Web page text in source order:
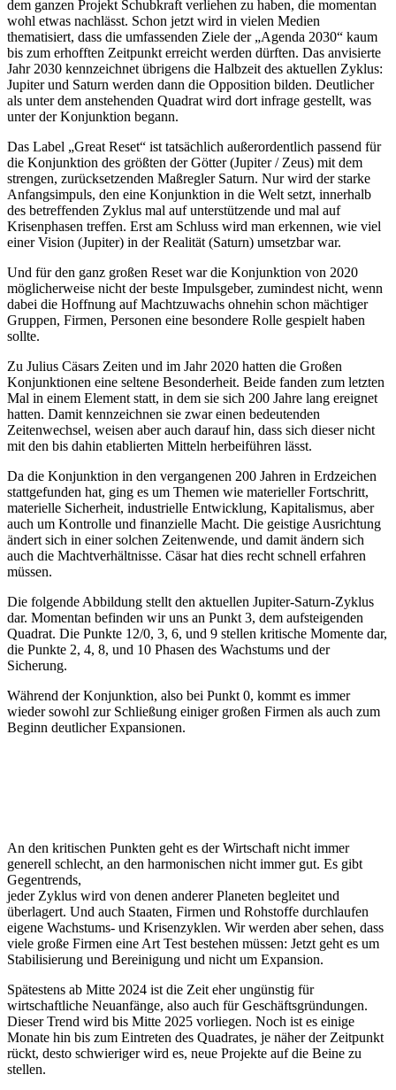
dem ganzen Projekt Schubkraft verliehen zu haben, die momentan
wohl etwas nachlässt. Schon jetzt wird in vielen Medien
thematisiert, dass die umfassenden Ziele der „Agenda 2030“ kaum
bis zum erhofften Zeitpunkt erreicht werden dürften. Das anvisierte
Jahr 2030 kennzeichnet übrigens die Halbzeit des aktuellen Zyklus:
Jupiter und Saturn werden dann die Opposition bilden. Deutlicher
als unter dem anstehenden Quadrat wird dort infrage gestellt, was
unter der Konjunktion begann.
Das Label „Great Reset“ ist tatsächlich außerordentlich passend für
die Konjunktion des größten der Götter (Jupiter / Zeus) mit dem
strengen, zurücksetzenden Maßregler Saturn. Nur wird der starke
Anfangsimpuls, den eine Konjunktion in die Welt setzt, innerhalb
des betreffenden Zyklus mal auf unterstützende und mal auf
Krisenphasen treffen. Erst am Schluss wird man erkennen, wie viel
einer Vision (Jupiter) in der Realität (Saturn) umsetzbar war.
Und für den ganz großen Reset war die Konjunktion von 2020
möglicherweise nicht der beste Impulsgeber, zumindest nicht, wenn
dabei die Hoffnung auf Machtzuwachs ohnehin schon mächtiger
Gruppen, Firmen, Personen eine besondere Rolle gespielt haben
sollte.
Zu Julius Cäsars Zeiten und im Jahr 2020 hatten die Großen
Konjunktionen eine seltene Besonderheit. Beide fanden zum letzten
Mal in einem Element statt, in dem sie sich 200 Jahre lang ereignet
hatten. Damit kennzeichnen sie zwar einen bedeutenden
Zeitenwechsel, weisen aber auch darauf hin, dass sich dieser nicht
mit den bis dahin etablierten Mitteln herbeiführen lässt.
Da die Konjunktion in den vergangenen 200 Jahren in Erdzeichen
stattgefunden hat, ging es um Themen wie materieller Fortschritt,
materielle Sicherheit, industrielle Entwicklung, Kapitalismus, aber
auch um Kontrolle und finanzielle Macht. Die geistige Ausrichtung
ändert sich in einer solchen Zeitenwende, und damit ändern sich
auch die Machtverhältnisse. Cäsar hat dies recht schnell erfahren
müssen.
Die folgende Abbildung stellt den aktuellen Jupiter-Saturn-Zyklus
dar. Momentan befinden wir uns an Punkt 3, dem aufsteigenden
Quadrat. Die Punkte 12/0, 3, 6, und 9 stellen kritische Momente dar,
die Punkte 2, 4, 8, und 10 Phasen des Wachstums und der
Sicherung.
Während der Konjunktion, also bei Punkt 0, kommt es immer
wieder sowohl zur Schließung einiger großen Firmen als auch zum
Beginn deutlicher Expansionen.
An den kritischen Punkten geht es der Wirtschaft nicht immer
generell schlecht, an den harmonischen nicht immer gut. Es gibt
Gegentrends,
jeder Zyklus wird von denen anderer Planeten begleitet und
überlagert. Und auch Staaten, Firmen und Rohstoffe durchlaufen
eigene Wachstums- und Krisenzyklen. Wir werden aber sehen, dass
viele große Firmen eine Art Test bestehen müssen: Jetzt geht es um
Stabilisierung und Bereinigung und nicht um Expansion.
Spätestens ab Mitte 2024 ist die Zeit eher ungünstig für
wirtschaftliche Neuanfänge, also auch für Geschäftsgründungen.
Dieser Trend wird bis Mitte 2025 vorliegen. Noch ist es einige
Monate hin bis zum Eintreten des Quadrates, je näher der Zeitpunkt
rückt, desto schwieriger wird es, neue Projekte auf die Beine zu
stellen.